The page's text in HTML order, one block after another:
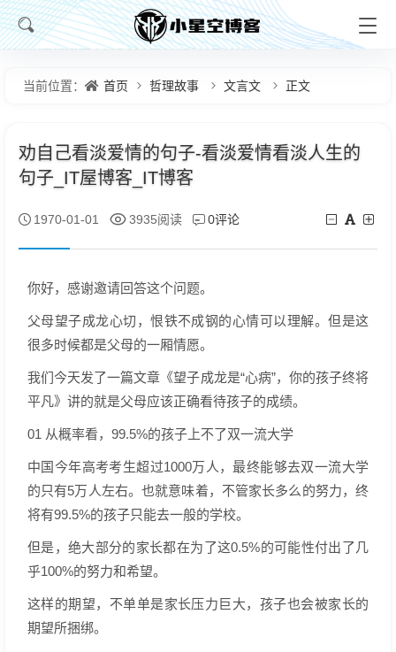
当前位置： 首页 哲理故事 文言文 正文
劝自己看淡爱情的句子-看淡爱情看淡人生的
句子_IT屋博客_IT博客
1970-01-01 3935阅读 0评论
你好，感谢邀请回答这个问题。
父母望子成龙心切，恨铁不成钢的心情可以理解。但是这
很多时候都是父母的一厢情愿。
我们今天发了一篇文章《望子成龙是“心病”，你的孩子终将
平凡》讲的就是父母应该正确看待孩子的成绩。
01 从概率看，99.5%的孩子上不了双一流大学
中国今年高考考生超过1000万人，最终能够去双一流大学
的只有5万人左右。也就意味着，不管家长多么的努力，终
将有99.5%的孩子只能去一般的学校。
但是，绝大部分的家长都在为了这0.5%的可能性付出了几
乎100%的努力和希望。
这样的期望，不单单是家长压力巨大，孩子也会被家长的
期望所捆绑。